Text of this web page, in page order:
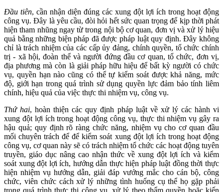
Đầu tiên, cần nhận diện đúng các xung đột lợi ích trong hoạt động
công vụ. Đây là yêu cầu, đòi hỏi hết sức quan trọng để kịp thời phát
hiện tham nhũng ngay từ trong nội bộ cơ quan, đơn vị và xử lý hiệu
quả bằng những biện pháp đã được pháp luật quy định. Đây không
chỉ là trách nhiệm của các cấp ủy đảng, chính quyền, tổ chức chính
trị - xã hội, đoàn thể và người đứng đầu cơ quan, tổ chức, đơn vị,
địa phương mà còn là giải pháp hữu hiệu để bất kỳ người có chức
vụ, quyền hạn nào cũng có thể tự kiểm soát được khả năng, mức
độ, giới hạn trong quá trình sử dụng quyền lực đảm bảo tính liêm
chính, hiệu quả của việc thực thi nhiệm vụ, công vụ.
Thứ hai, hoàn thiện các quy định pháp luật về xử lý các hành vi
xung đột lợi ích trong hoạt động công vụ, thực thi nhiệm vụ gây ra
hậu quả; quy định rõ ràng chức năng, nhiệm vụ cho cơ quan đầu
mối chuyên trách để để kiểm soát xung đột lợi ích trong hoạt động
công vụ, cơ quan này sẽ có trách nhiệm tổ chức các hoạt động tuyên
truyền, giáo dục nâng cao nhận thức về xung đột lợi ích và kiểm
soát xung đột lợi ích, hướng dẫn thực hiện pháp luật đồng thời thực
hiện nhiệm vụ hướng dẫn, giải đáp vướng mắc cho cán bộ, công
chức, viên chức cách xử lý những tình huống cụ thể họ gặp phải